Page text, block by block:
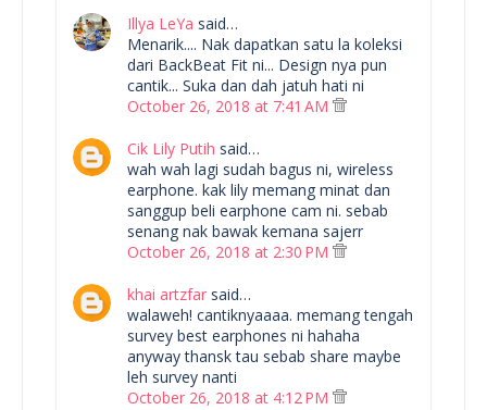
Illya LeYa said…
Menarik.... Nak dapatkan satu la koleksi
dari BackBeat Fit ni... Design nya pun
cantik... Suka dan dah jatuh hati ni
October 26, 2018 at 7:41 AM
Cik Lily Putih said…
wah wah lagi sudah bagus ni, wireless
earphone. kak lily memang minat dan
sanggup beli earphone cam ni. sebab
senang nak bawak kemana sajerr
October 26, 2018 at 2:30 PM
khai artzfar said…
walaweh! cantiknyaaaa. memang tengah
survey best earphones ni hahaha
anyway thansk tau sebab share maybe
leh survey nanti
October 26, 2018 at 4:12 PM